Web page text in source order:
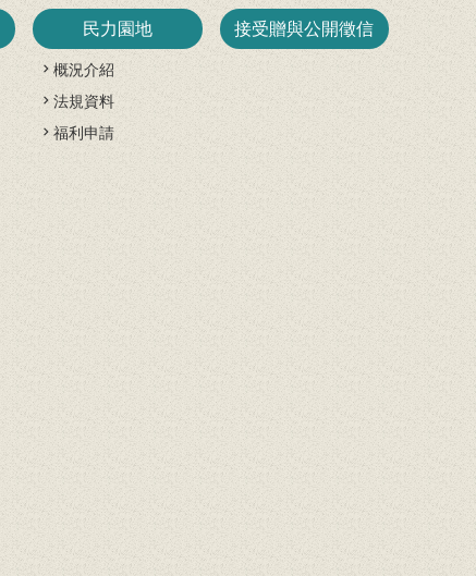
民力園地
概況介紹
法規資料
福利申請
接受贈與公開徵信